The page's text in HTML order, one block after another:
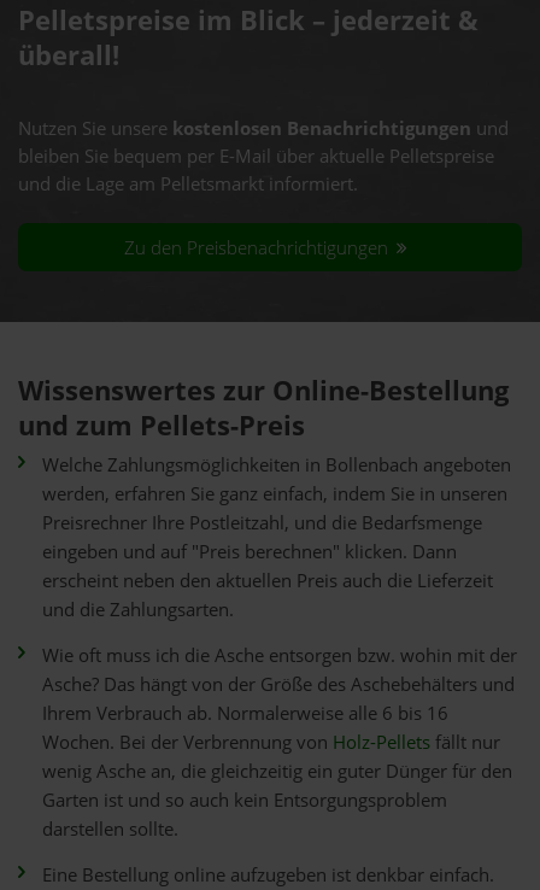
Pelletspreise im Blick – jederzeit &
überall!
Nutzen Sie unsere kostenlosen Benachrichtigungen und
bleiben Sie bequem per E-Mail über aktuelle Pelletspreise
und die Lage am Pelletsmarkt informiert.
Zu den Preisbenachrichtigungen
Wissenswertes zur Online-Bestellung
und zum Pellets-Preis
Welche Zahlungsmöglichkeiten in Bollenbach angeboten
werden, erfahren Sie ganz einfach, indem Sie in unseren
Preisrechner Ihre Postleitzahl, und die Bedarfsmenge
eingeben und auf "Preis berechnen" klicken. Dann
erscheint neben den aktuellen Preis auch die Lieferzeit
und die Zahlungsarten.
Wie oft muss ich die Asche entsorgen bzw. wohin mit der
Asche? Das hängt von der Größe des Aschebehälters und
Ihrem Verbrauch ab. Normalerweise alle 6 bis 16
Wochen. Bei der Verbrennung von Holz-Pelletsfällt nur
wenig Asche an, die gleichzeitig ein guter Dünger für den
Garten ist und so auch kein Entsorgungsproblem
darstellen sollte.
Eine Bestellung online aufzugeben ist denkbar einfach.